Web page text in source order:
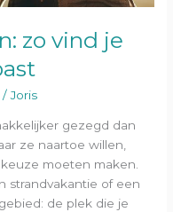
zo vind je
/Joris
gezegd dan
ze naartoe willen,
moeten maken.
strandvakantie of een
de plek die je